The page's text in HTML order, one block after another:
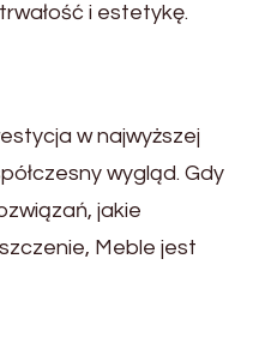
i estetykę.
w najwyższej
wygląd. Gdy
jakie
Meble jest